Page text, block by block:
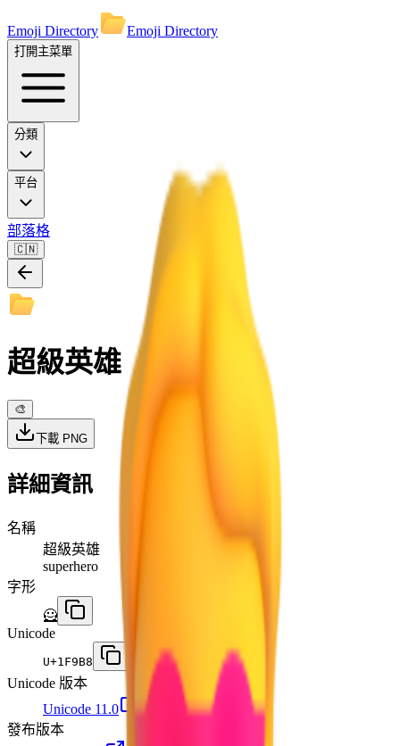
Emoji Directory Emoji Directory
打開主菜單
分類
平台
部落格
🇨🇳
超級英雄
🎨
下載 PNG
詳細資訊
名稱
超級英雄
superhero
字形
🦸
Unicode
U+1F9B8
Unicode 版本
Unicode 11.0
發布版本